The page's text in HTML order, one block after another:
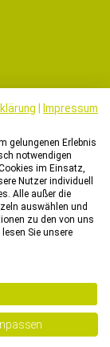
Niederlanden
Impressum
gelungenen Erlebnis
notwendigen
im Einsatz,
Nutzer individuell
Alle außer die
auswählen und
zu den von uns
Sie unsere